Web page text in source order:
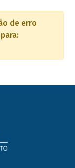
de erro